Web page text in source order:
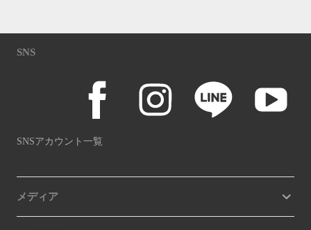
SNS
SNSアカウント一覧
メディア